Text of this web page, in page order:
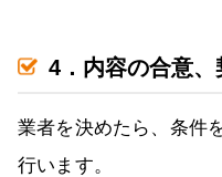
4．内容の合意、
業者を決めたら、条件
行います。